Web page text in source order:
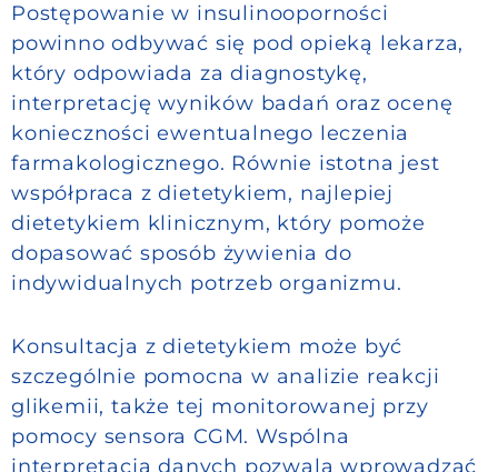
Postępowanie w insulinooporności
powinno odbywać się pod opieką lekarza,
który odpowiada za diagnostykę,
interpretację wyników badań oraz ocenę
konieczności ewentualnego leczenia
farmakologicznego. Równie istotna jest
współpraca z dietetykiem, najlepiej
dietetykiem klinicznym, który pomoże
dopasować sposób żywienia do
indywidualnych potrzeb organizmu.
Konsultacja z dietetykiem może być
szczególnie pomocna w analizie reakcji
glikemii, także tej monitorowanej przy
pomocy sensora CGM. Wspólna
interpretacja danych pozwala wprowadzać